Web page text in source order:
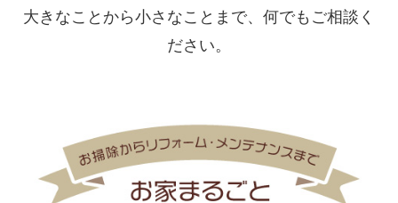
大きなことから小さなことまで、何でもご相談く
ださい。